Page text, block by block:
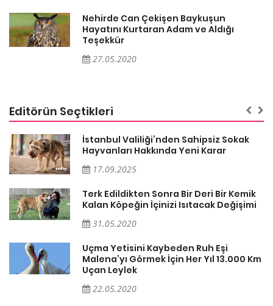
Nehirde Can Çekişen Baykuşun
Hayatını Kurtaran Adam ve Aldığı
Teşekkür
27.05.2020
Editörün Seçtikleri
İstanbul Valiliği’nden Sahipsiz Sokak
Hayvanları Hakkında Yeni Karar
17.09.2025
Terk Edildikten Sonra Bir Deri Bir Kemik
Kalan Köpeğin İçinizi Isıtacak Değişimi
31.05.2020
Uçma Yetisini Kaybeden Ruh Eşi
Malena’yı Görmek İçin Her Yıl 13.000 Km
Uçan Leylek
22.05.2020